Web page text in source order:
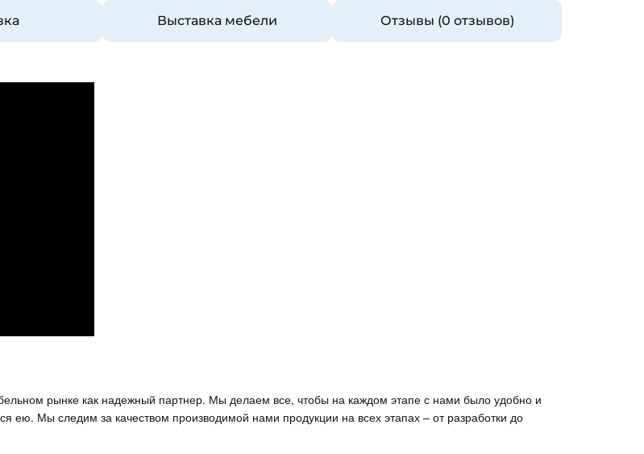
Выставка мебели Отзывы (0 отзывов)
рынке как надежный партнер. Мы делаем все, чтобы на каждом этапе с нами было удобно и
ею. Мы следим за качеством производимой нами продукции на всех этапах – от разработки до